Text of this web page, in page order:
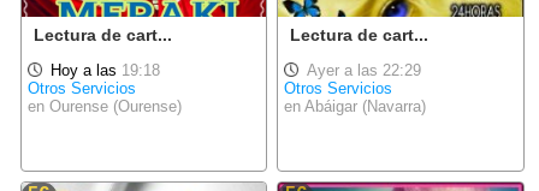
Lectura de cart...
Hoy a las 19:18
Otros Servicios
en Ourense (Ourense)
Lectura de cart...
Ayer a las 22:29
Otros Servicios
en Abáigar (Navarra)